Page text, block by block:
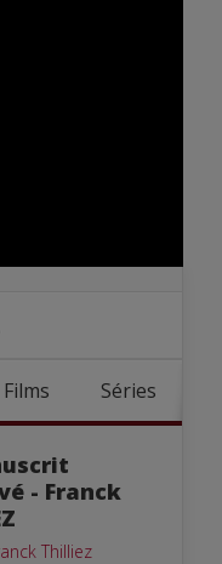
Films Séries
- Franck
Thilliez